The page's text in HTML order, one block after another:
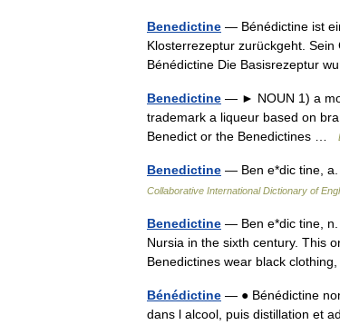
Benedictine — Bénédictine ist
Klosterrezeptur zurückgeht. Sein
Bénédictine Die Basisrezeptur
Benedictine — ► NOUN 1) a
trademark a liqueur based on
Benedict or the Benedictines …
Benedictine — Ben e*dic tine,
Collaborative International Dictionary of
Benedictine — Ben e*dic tine, n.
Nursia in the sixth century. This
Benedictines wear black
Bénédictine — ● Bénédictine
dans l alcool, puis distillation et